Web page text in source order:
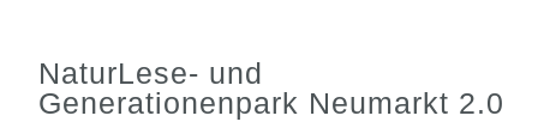
NaturLese- und
Generationenpark Neumarkt 2.0